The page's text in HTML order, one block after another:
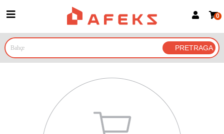
Prijava za članove
Prijavite se Google nalogom
0